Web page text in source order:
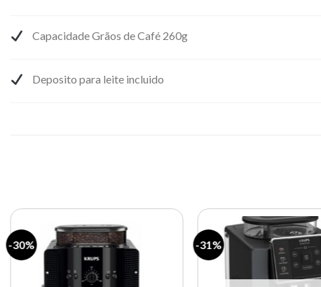
Capacidade Grãos de Café 260g
Deposito para leite incluido
-30%
Lista de
-31%